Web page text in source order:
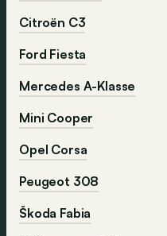
Citroën C3
Ford Fiesta
Mercedes A-Klasse
Mini Cooper
Opel Corsa
Peugeot 308
Škoda Fabia